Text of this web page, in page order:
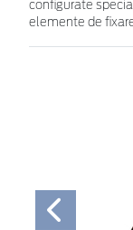
configurate
elemente de